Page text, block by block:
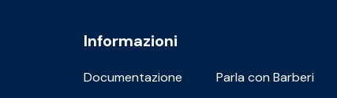
Informazioni
Documentazione
Parla con Barberi